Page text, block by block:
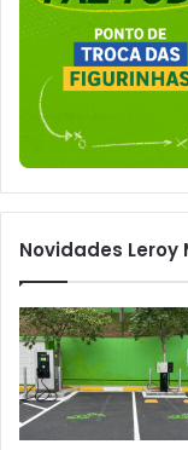
Novidades Leroy